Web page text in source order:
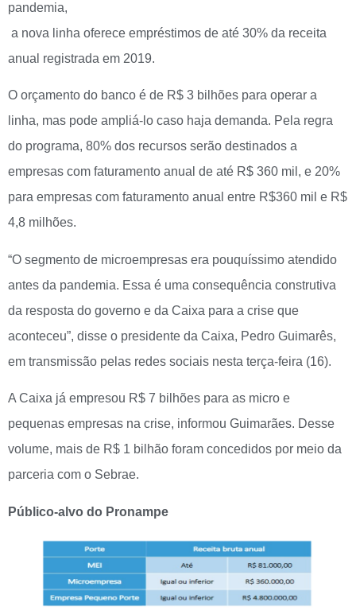
pandemia,
a nova linha oferece empréstimos de até 30% da receita
anual registrada em 2019.
O orçamento do banco é de R$ 3 bilhões para operar a
linha, mas pode ampliá-lo caso haja demanda. Pela regra
do programa, 80% dos recursos serão destinados a
empresas com faturamento anual de até R$ 360 mil, e 20%
para empresas com faturamento anual entre R$360 mil e R$
4,8 milhões.
“O segmento de microempresas era pouquíssimo atendido
antes da pandemia. Essa é uma consequência construtiva
da resposta do governo e da Caixa para a crise que
aconteceu”, disse o presidente da Caixa, Pedro Guimarês,
em transmissão pelas redes sociais nesta terça-feira (16).
A Caixa já empresou R$ 7 bilhões para as micro e
pequenas empresas na crise, informou Guimarães. Desse
volume, mais de R$ 1 bilhão foram concedidos por meio da
parceria com o Sebrae.
Público-alvo do Pronampe